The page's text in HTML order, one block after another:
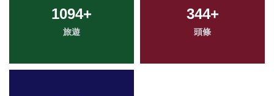
1094+
旅遊
344+
頭條